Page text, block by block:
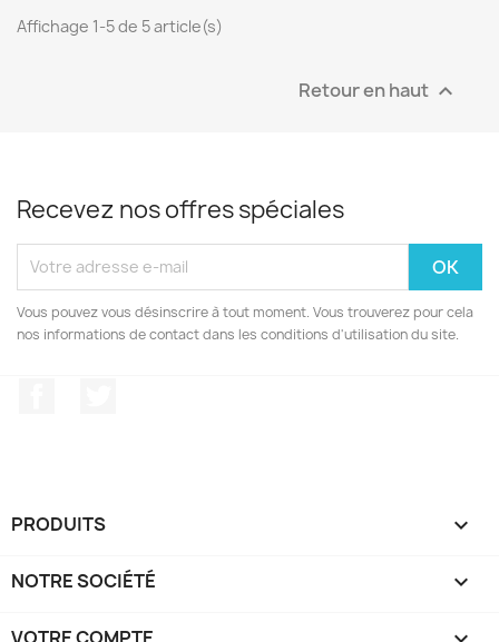
Affichage 1-5 de 5 article(s)
Retour en haut 
Recevez nos offres spéciales
Vous pouvez vous désinscrire à tout moment. Vous trouverez pour cela
nos informations de contact dans les conditions d'utilisation du site.
PRODUITS 
NOTRE SOCIÉTÉ 